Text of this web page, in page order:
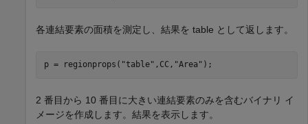
各連結要素の面積を測定し、結果を table として返します。
p = regionprops( "table" ,CC, "Area" );
2 番目から 10 番目に大きい連結要素のみを含むバイナリ イ
メージを作成します。結果を表示します。